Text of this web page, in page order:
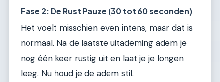
Fase 2: De Rust Pauze (30 tot 60 seconden)
Het voelt misschien even intens, maar dat is
normaal. Na de laatste uitademing adem je
nog één keer rustig uit en laat je je longen
leeg. Nu houd je de adem stil.